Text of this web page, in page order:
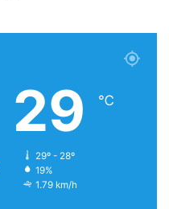
29 ℃
29º - 28º
19%
1.79 km/h